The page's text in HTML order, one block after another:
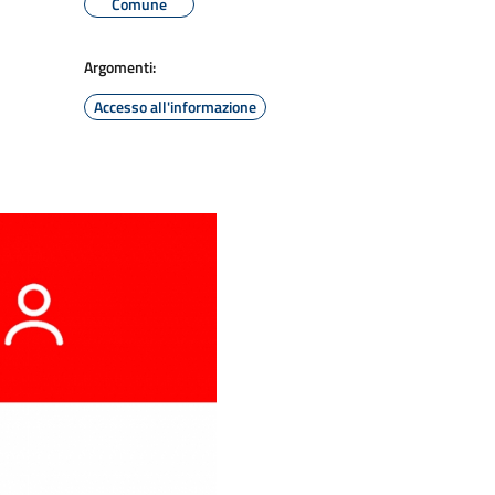
Argomenti:
Accesso all'informazione